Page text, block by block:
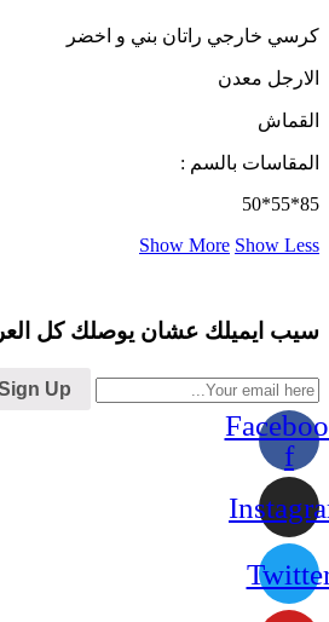
كرسي خارجي راتان بني و اخضر
الارجل معدن
القماش
المقاسات بالسم :
85*55*50
Show More Show Less
سيب ايميلك عشان يوصلك كل
Up
f